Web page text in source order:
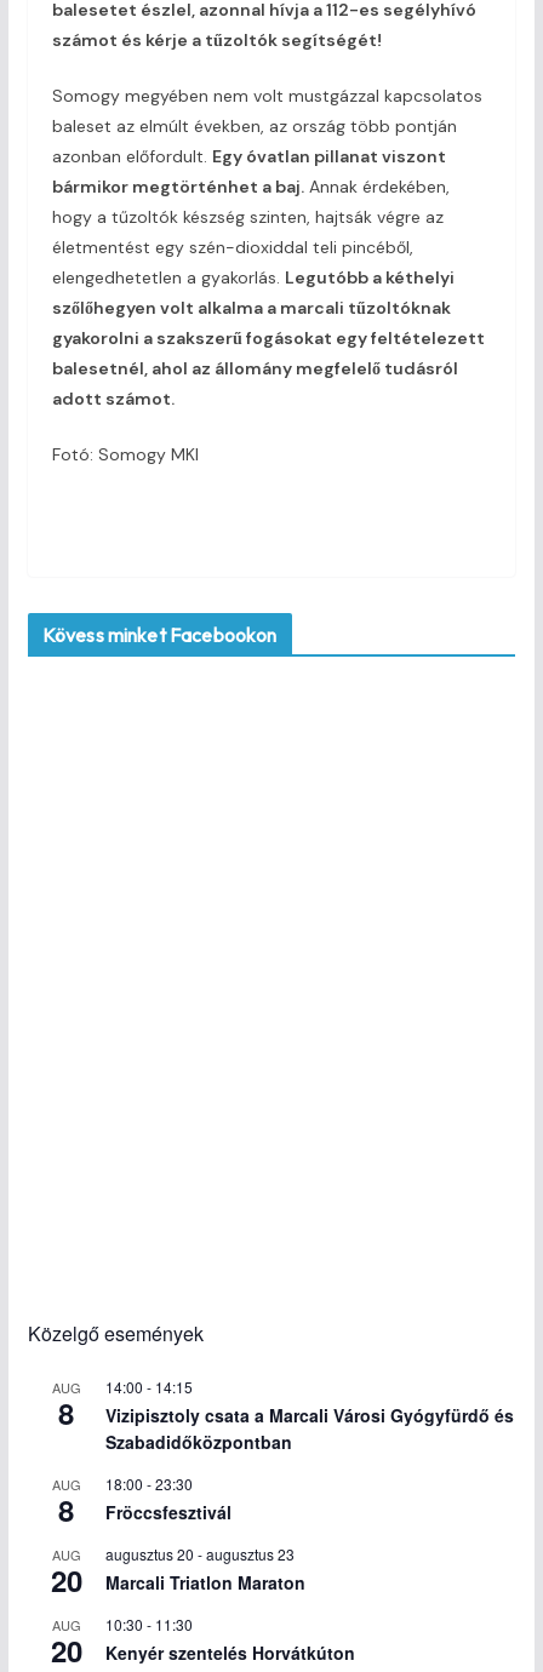
balesetet észlel, azonnal hívja a 112-es segélyhívó
számot és kérje a tűzoltók segítségét!
Somogy megyében nem volt mustgázzal kapcsolatos
baleset az elmúlt években, az ország több pontján
azonban előfordult. Egy óvatlan pillanat viszont
bármikor megtörténhet a baj.Annak érdekében,
hogy a tűzoltók készség szinten, hajtsák végre az
életmentést egy szén-dioxiddal teli pincéből,
elengedhetetlen a gyakorlás. Legutóbb a kéthelyi
szőlőhegyen volt alkalma a marcali tűzoltóknak
gyakorolni a szakszerű fogásokat egy feltételezett
balesetnél, ahol az állomány megfelelő tudásról
adott számot.
Fotó: Somogy MKI
Kövess minket Facebookon
Közelgő események
AUG
8
14:00 - 14:15
Vizipisztoly csata a Marcali Városi Gyógyfürdő és
Szabadidőközpontban
AUG
8
18:00 -23:30
Fröccsfesztivál
AUG
20
augusztus 20 -augusztus 23
Marcali Triatlon Maraton
AUG
20
10:30 - 11:30
Kenyér szentelés Horvátkúton